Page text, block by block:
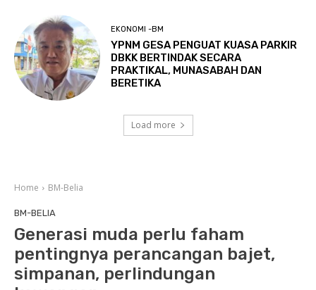
EKONOMI -BM
YPNM GESA PENGUAT KUASA PARKIR
DBKK BERTINDAK SECARA
PRAKTIKAL, MUNASABAH DAN
BERETIKA
Load more